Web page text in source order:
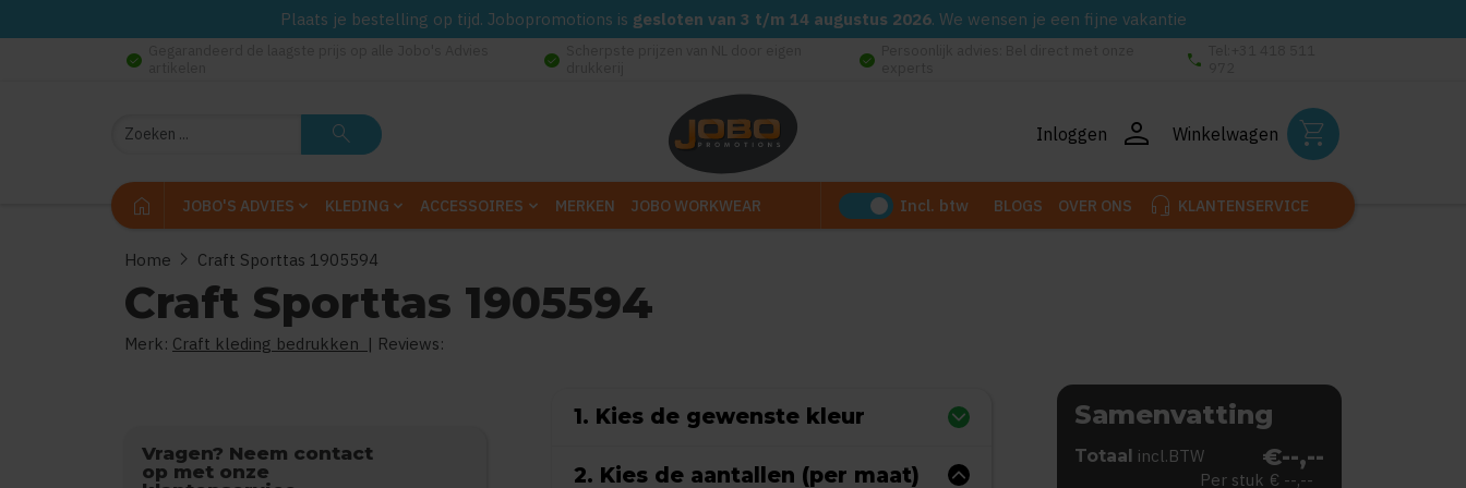
Plaats je bestelling op tijd. Jobopromotions is gesloten van 3 t/m 14 augustus 2026. We wensen je een fijne vakantie
check_circle check_circle check_circle phone
Zoeken search Inloggen person Winkelwagen shopping_cart
home JOBO'S ADVIES KLEDING ACCESSOIRES MERKEN JOBO WORKWEAR Incl. btw BLOGS OVER ONS headset_mic KLANTENSERVICE
Home chevron_right Craft Sporttas 1905594
Craft Sporttas 1905594
Merk: Craft kleding bedrukken | Reviews:
Vragen? Neem contact
op met onze
1. Kies de gewenste kleur
2. Kies de aantallen (per maat)
Samenvatting
Totaal incl.BTW €--,--
Per stuk € --,--